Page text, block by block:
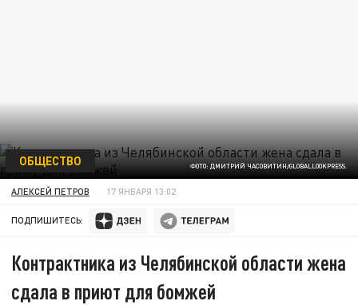
ФОТО: ДМИТРИЙ ЧАСОВИТИН/GLOBALLOOKPRESS.
ОБЩЕСТВО
АЛЕКСЕЙ ПЕТРОВ 17 ЯНВАРЯ 13:02
ПОДПИШИТЕСЬ:
Контрактника из Челябинской области жена
сдала в приют для бомжей